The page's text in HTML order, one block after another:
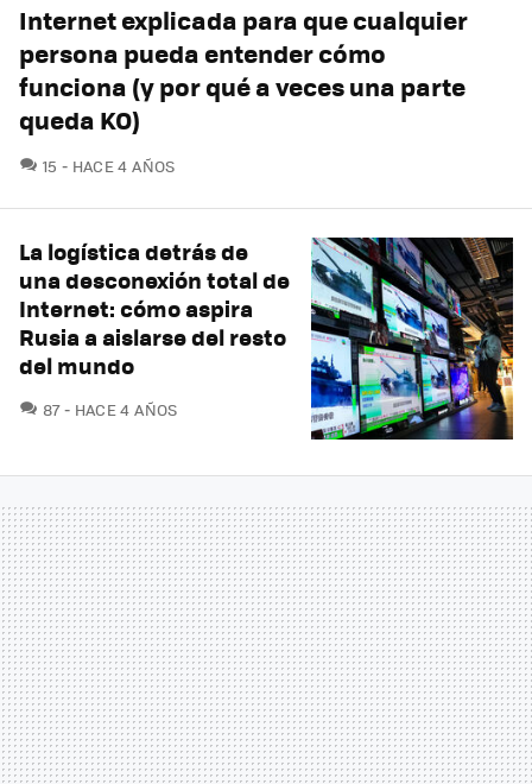
Internet explicada para que cualquier
persona pueda entender cómo
funciona (y por qué a veces una parte
queda KO)
15 COMENTARIOS
HACE 4 AÑOS
La logística detrás de
una desconexión total de
Internet: cómo aspira
Rusia a aislarse del resto
del mundo
87COMENTARIOS
HACE 4 AÑOS